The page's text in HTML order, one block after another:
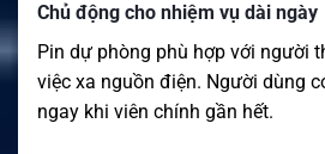
Chủ động cho nhiệm vụ dài ngày
Pin dự phòng phù hợp với người
việc xa nguồn điện. Người dùng
ngay khi viên chính gần hết.